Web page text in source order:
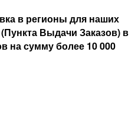
в регионы для наших
Выдачи Заказов) в
на сумму более 10 000